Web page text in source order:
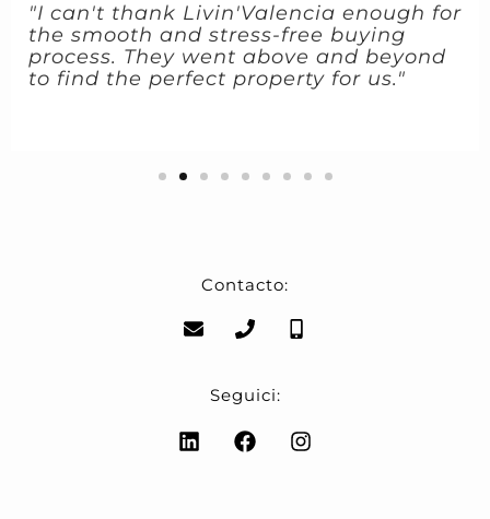
"I can't thank Livin'Valencia enough for
the smooth and stress-free buying
process. They went above and beyond
to find the perfect property for us."
Contacto:
Seguici: